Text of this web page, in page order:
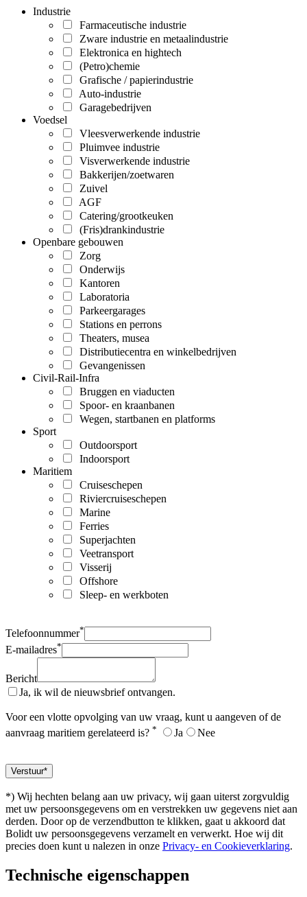
Industrie
Farmaceutische industrie
Zware industrie en metaalindustrie
Elektronica en hightech
(Petro)chemie
Grafische / papierindustrie
Auto-industrie
Garagebedrijven
Voedsel
Vleesverwerkende industrie
Pluimvee industrie
Visverwerkende industrie
Bakkerijen/zoetwaren
Zuivel
AGF
Catering/grootkeuken
(Fris)drankindustrie
Openbare gebouwen
Zorg
Onderwijs
Kantoren
Laboratoria
Parkeergarages
Stations en perrons
Theaters, musea
Distributiecentra en winkelbedrijven
Gevangenissen
Civil-Rail-Infra
Bruggen en viaducten
Spoor- en kraanbanen
Wegen, startbanen en platforms
Sport
Outdoorsport
Indoorsport
Maritiem
Cruiseschepen
Riviercruiseschepen
Marine
Ferries
Superjachten
Veetransport
Visserij
Offshore
Sleep- en werkboten
Telefoonnummer*
E-mailadres*
Bericht
Ja, ik wil de nieuwsbrief ontvangen.
Voor een vlotte opvolging van uw vraag, kunt u aangeven of de
aanvraag maritiem gerelateerd is? * Ja Nee
*) Wij hechten belang aan uw privacy, wij gaan uiterst zorgvuldig
met uw persoonsgegevens om en verstrekken uw gegevens niet aan
derden. Door op de verzendbutton te klikken, gaat u akkoord dat
Bolidt uw persoonsgegevens verzamelt en verwerkt. Hoe wij dit
precies doen kunt u nalezen in onze Privacy- en Cookieverklaring.
Technische eigenschappen